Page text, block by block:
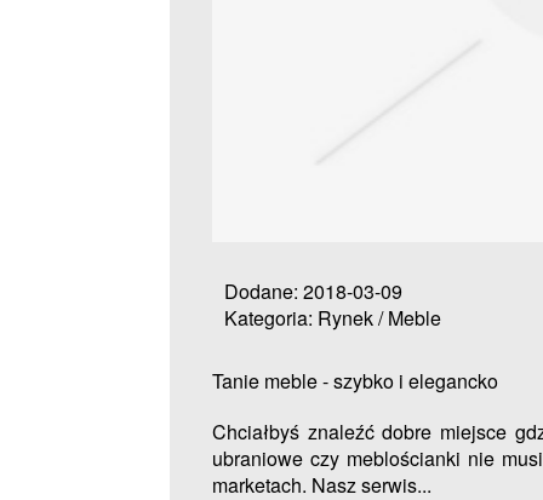
Dodane: 2018-03-09
Kategoria: Rynek / Meble
Tanie meble - szybko i elegancko
Chciałbyś znaleźć dobre miejsce
ubraniowe czy meblościanki nie
marketach. Nasz serwis...